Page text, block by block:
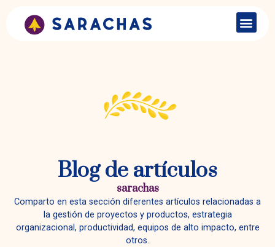
Blog de artículos
sarachas
Comparto en esta sección diferentes artículos relacionadas a
la gestión de proyectos y productos, estrategia
organizacional, productividad, equipos de alto impacto, entre
otros.